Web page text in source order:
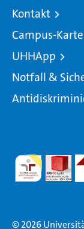
Kontakt
Campus-Karte
UHHApp
Notfall &
© 2026